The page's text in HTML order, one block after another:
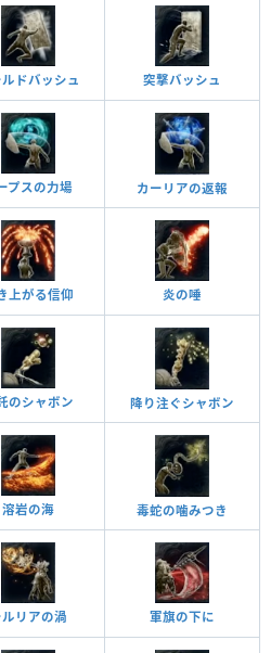
ドバッシュ 突撃バッシュ
プスの力場 カーリアの返報
上がる信仰 炎の唾
のシャボン 降り注ぐシャボン
溶岩の海 毒蛇の噛みつき
ルリアの渦 軍旗の下に